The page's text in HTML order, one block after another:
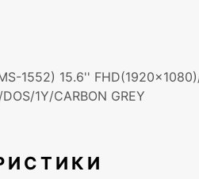
1552) 15.6''
1Y/CARBON GREY